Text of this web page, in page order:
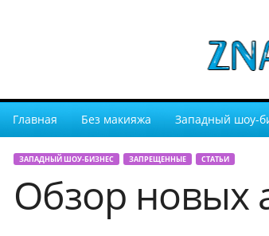
Главная Без макияжа Западный шоу-
ЗАПАДНЫЙ ШОУ-БИЗНЕС ЗАПРЕЩЕННЫЕ СТАТЬИ
Обзор новых